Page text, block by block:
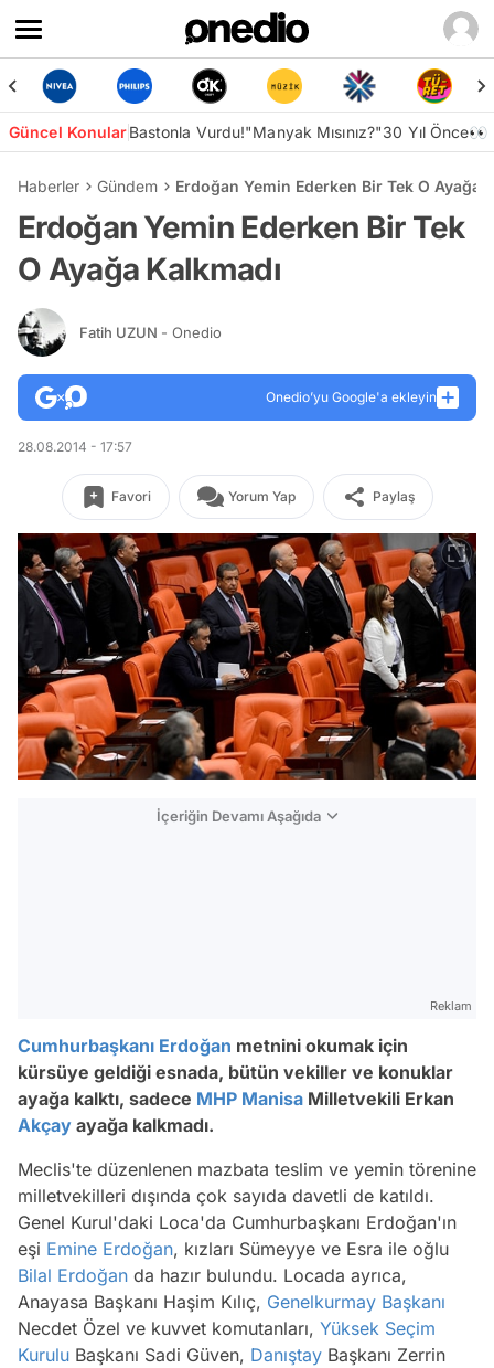
Güncel KonularBastonla Vurdu!"Manyak Mısınız?"30 Yıl Önce👀
Haberler Gündem Erdoğan Yemin Ederken Bir Tek O Ayağa
Erdoğan Yemin Ederken Bir Tek
O Ayağa Kalkmadı
Fatih UZUN - Onedio
Onedio’yu Google'a ekleyin
28.08.2014 - 17:57
Favori Yorum Yap Paylaş
İçeriğin Devamı Aşağıda
Reklam
Cumhurbaşkanı Erdoğan metnini okumak için
kürsüye geldiği esnada, bütün vekiller ve konuklar
ayağa kalktı, sadece MHP Manisa Milletvekili Erkan
Akçay ayağa kalkmadı.
Meclis'te düzenlenen mazbata teslim ve yemin törenine
milletvekilleri dışında çok sayıda davetli de katıldı.
Genel Kurul'daki Loca'da Cumhurbaşkanı Erdoğan'ın
eşi Emine Erdoğan, kızları Sümeyye ve Esra ile oğlu
Bilal Erdoğan da hazır bulundu. Locada ayrıca,
Anayasa Başkanı Haşim Kılıç, Genelkurmay Başkanı
Necdet Özel ve kuvvet komutanları, Yüksek Seçim
Kurulu Başkanı Sadi Güven, Danıştay Başkanı Zerrin